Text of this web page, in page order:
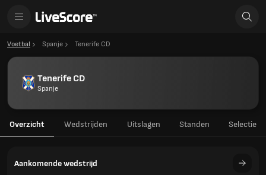
Voetbal Spanje Tenerife CD
Tenerife CD
Spanje
Overzicht Wedstrijden Uitslagen Standen Selectie
Aankomende wedstrijd